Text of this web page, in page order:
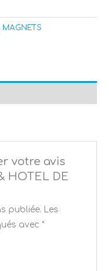
MAGNETS
votre avis
HOTEL DE
publiée.
Les
avec *